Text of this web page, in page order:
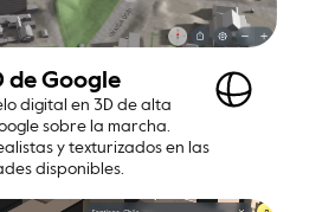
de Google
digital en 3D de alta
sobre la marcha.
y texturizados en las
disponibles.